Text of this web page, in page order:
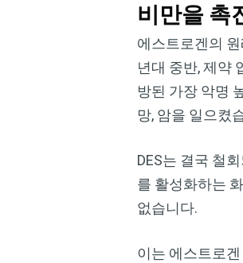
비만을 촉
에스트로겐의
년대 중반, 제약
방된 가장 악명
망, 암을 일으켰
DES는 결국 철
를 활성화하는
없습니다.
이는 에스트로